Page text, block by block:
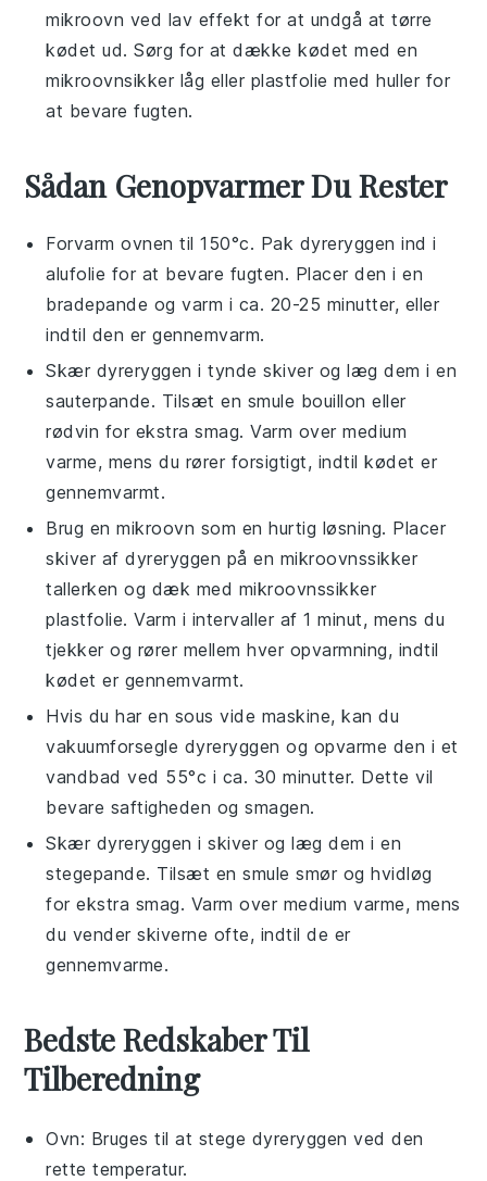
mikroovn ved lav effekt for at undgå at tørre
kødet ud. Sørg for at dække kødet med en
mikroovnsikker låg eller plastfolie med huller for
at bevare fugten.
Sådan Genopvarmer Du Rester
Forvarm ovnen til 150°c. Pak dyreryggen ind i
alufolie for at bevare fugten. Placer den i en
bradepande og varm i ca. 20-25 minutter, eller
indtil den er gennemvarm.
Skær dyreryggen i tynde skiver og læg dem i en
sauterpande. Tilsæt en smule bouillon eller
rødvin for ekstra smag. Varm over medium
varme, mens du rører forsigtigt, indtil kødet er
gennemvarmt.
Brug enmikroovn som en hurtig løsning. Placer
skiver afdyreryggen på en mikroovnssikker
tallerken og dæk med mikroovnssikker
plastfolie. Varm i intervaller af 1 minut, mens du
tjekker og rører mellem hver opvarmning, indtil
kødet er gennemvarmt.
Hvis du har en sous vide maskine, kan du
vakuumforsegle dyreryggen og opvarme den i et
vandbad ved 55°c i ca. 30 minutter. Dette vil
bevare saftigheden og smagen.
Skær dyreryggen i skiver og læg dem i en
stegepande. Tilsæt en smulesmør oghvidløg
for ekstra smag. Varm over medium varme, mens
du vender skiverne ofte, indtil de er
gennemvarme.
Bedste Redskaber Til
Tilberedning
Ovn: Bruges til at stege dyreryggen ved den
rette temperatur.